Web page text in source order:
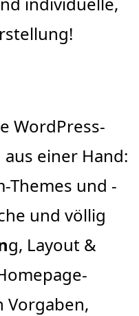
WordPress-
einer Hand:
Themes und -
und völlig
g, Layout &
Vorgaben,